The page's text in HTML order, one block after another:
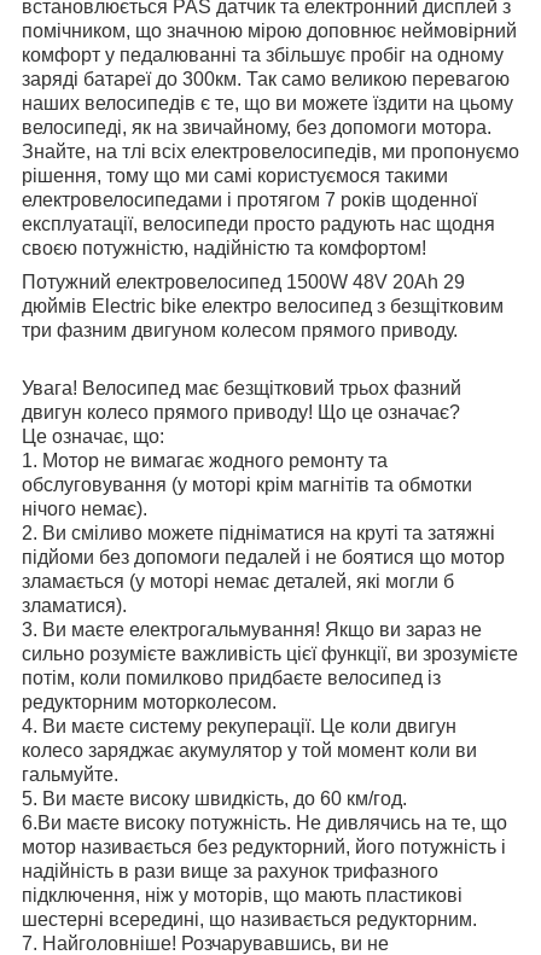
встановлюється PAS датчик та електронний дисплей з
помічником, що значною мірою доповнює неймовірний
комфорт у педалюванні та збільшує пробіг на одному
заряді батареї до 300км. Так само великою перевагою
наших велосипедів є те, що ви можете їздити на цьому
велосипеді, як на звичайному, без допомоги мотора.
Знайте, на тлі всіх електровелосипедів, ми пропонуємо
рішення, тому що ми самі користуємося такими
електровелосипедами і протягом 7 років щоденної
експлуатації, велосипеди просто радують нас щодня
своєю потужністю, надійністю та комфортом!
Потужний електровелосипед 1500W 48V 20Ah 29
дюймів Electric bike електро велосипед з безщітковим
три фазним двигуном колесом прямого приводу.
Увага! Велосипед має безщітковий трьох фазний
двигун колесо прямого приводу! Що це означає?
Це означає, що:
1. Мотор не вимагає жодного ремонту та
обслуговування (у моторі крім магнітів та обмотки
нічого немає).
2. Ви сміливо можете підніматися на круті та затяжні
підйоми без допомоги педалей і не боятися що мотор
зламається (у моторі немає деталей, які могли б
зламатися).
3. Ви маєте електрогальмування! Якщо ви зараз не
сильно розумієте важливість цієї функції, ви зрозумієте
потім, коли помилково придбаєте велосипед із
редукторним моторколесом.
4. Ви маєте систему рекуперації. Це коли двигун
колесо заряджає акумулятор у той момент коли ви
гальмуйте.
5. Ви маєте високу швидкість, до 60 км/год.
6.Ви маєте високу потужність. Не дивлячись на те, що
мотор називається без редукторний, його потужність і
надійність в рази вище за рахунок трифазного
підключення, ніж у моторів, що мають пластикові
шестерні всередині, що називається редукторним.
7. Найголовніше! Розчарувавшись, ви не